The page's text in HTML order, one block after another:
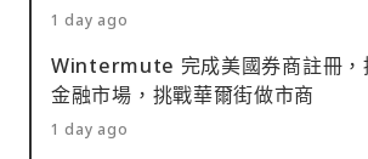
1 day ago
Wintermute 完成美國券商註冊，
金融市場，挑戰華爾街做市商
1 day ago